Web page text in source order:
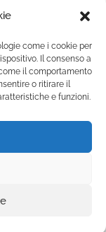
come i cookie per
Il consenso a
il comportamento
o ritirare il
e funzioni.
ETS